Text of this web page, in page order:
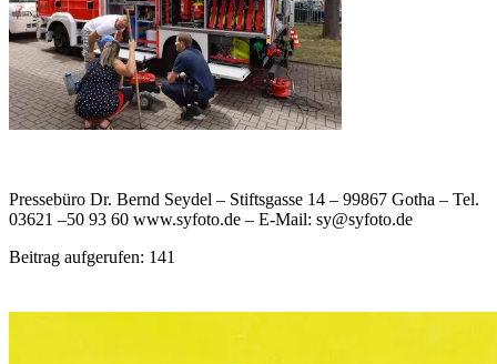
Pressebüro Dr. Bernd Seydel – Stiftsgasse 14 – 99867 Gotha – Tel.
03621 –50 93 60 www.syfoto.de – E-Mail: sy@syfoto.de
Beitrag aufgerufen: 141